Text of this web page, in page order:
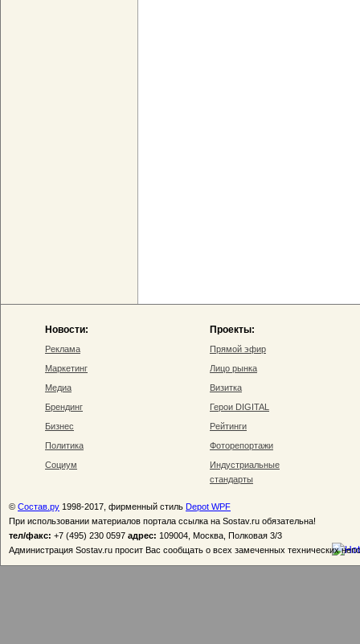
Новости:
Реклама
Маркетинг
Медиа
Брендинг
Бизнес
Политика
Социум
Проекты:
Прямой эфир
Лицо рынка
Визитка
Герои DIGITAL
Рейтинги
Фоторепортажи
Индустриальные
стандарты
© Состав.ру 1998-2017, фирменный стиль Depot WPF
При использовании материалов портала ссылка на Sostav.ru обязательна!
тел/факс: +7 (495) 230 0597 адрес: 109004, Москва, Полковая 3/3
Администрация Sostav.ru просит Вас сообщать о всех замеченных технических